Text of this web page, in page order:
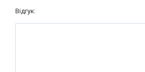
Відгук: